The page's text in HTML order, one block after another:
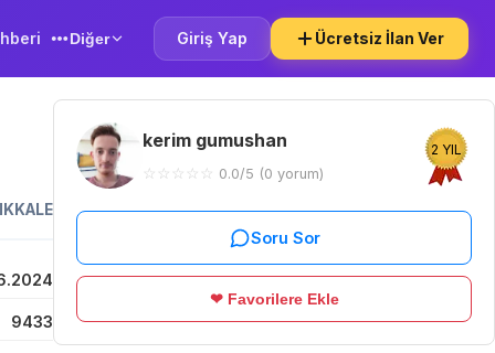
Diğer Giriş Yap Ücretsiz İlan Ver
9433
kerim gumushan
☆ ☆ ☆ ☆ ☆ 0.0/5 (0 yorum)
2 YIL
Soru Sor
❤ Favorilere Ekle